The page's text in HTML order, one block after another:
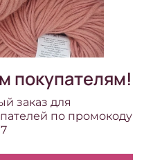
покупателям!
заказ для
по промокоду